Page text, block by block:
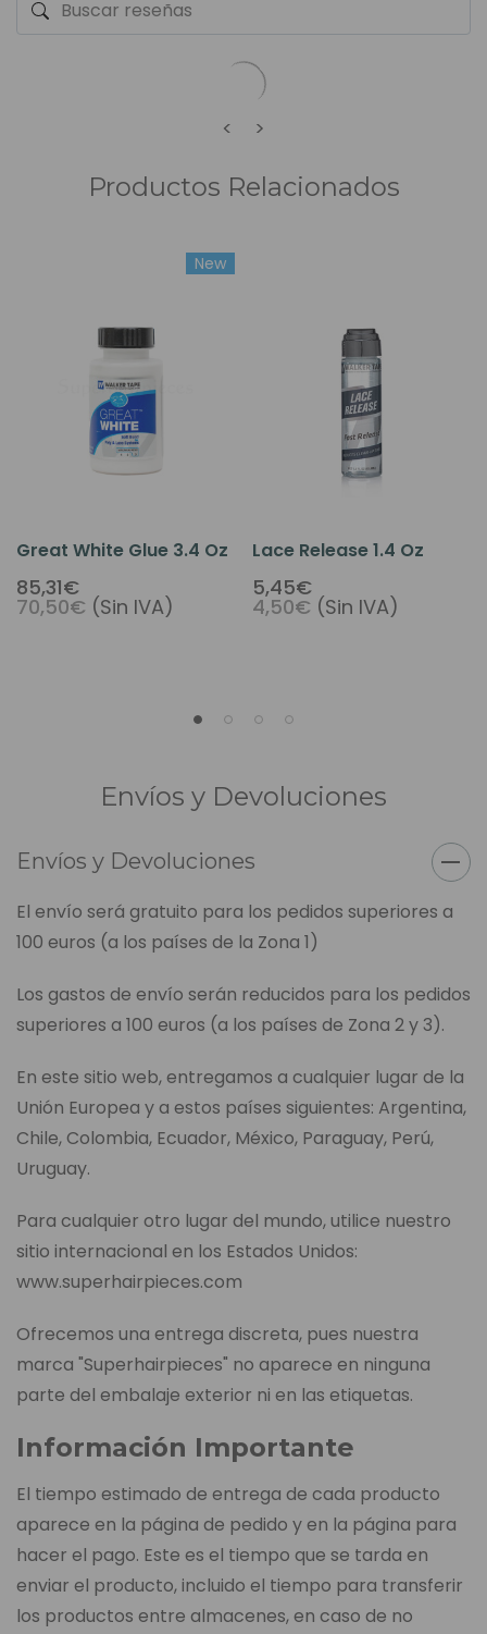
< >
Productos Relacionados
New
Great White Glue 3.4 Oz
85,31€
70,50€ (Sin IVA)
Lace Release 1.4 Oz
5,45€
4,50€ (Sin IVA)
Envíos y Devoluciones
Envíos y Devoluciones
El envío será gratuito para los pedidos superiores a
100 euros (a los países de la Zona 1)
Los gastos de envío serán reducidos para los pedidos
superiores a 100 euros (a los países de Zona 2 y 3).
En este sitio web, entregamos a cualquier lugar de la
Unión Europea y a estos países siguientes: Argentina,
Chile, Colombia, Ecuador, México, Paraguay, Perú,
Uruguay.
Para cualquier otro lugar del mundo, utilice nuestro
sitio internacional en los Estados Unidos:
www.superhairpieces.com
Ofrecemos una entrega discreta, pues nuestra
marca "Superhairpieces" no aparece en ninguna
parte del embalaje exterior ni en las etiquetas.
Información Importante
El tiempo estimado de entrega de cada producto
aparece en la página de pedido y en la página para
hacer el pago. Este es el tiempo que se tarda en
enviar el producto, incluido el tiempo para transferir
los productos entre almacenes, en caso de no